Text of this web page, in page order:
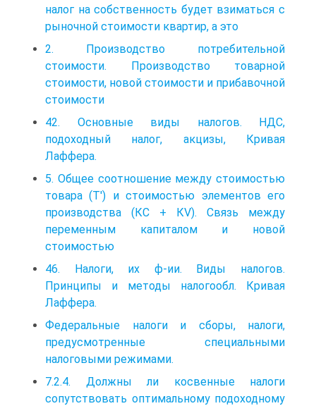
налог на собственность будет взиматься с
рыночной стоимости квартир, а это
2. Производство потребительной
стоимости. Производство товарной
стоимости, новой стоимости и прибавочной
стоимости
42. Основные виды налогов. НДС,
подоходный налог, акцизы, Кривая
Лаффера.
5. Общее соотношение между стоимостью
товара (T′) и стоимостью элементов его
производства (КC + КV). Связь между
переменным капиталом и новой
стоимостью
46. Налоги, их ф-ии. Виды налогов.
Принципы и методы налогообл. Кривая
Лаффера.
Федеральные налоги и сборы, налоги,
предусмотренные специальными
налоговыми режимами.
7.2.4. Должны ли косвенные налоги
сопутствовать оптимальному подоходному